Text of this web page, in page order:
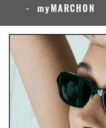
myMARCHON